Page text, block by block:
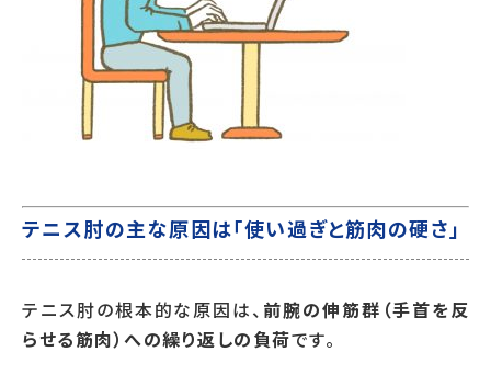
テニス肘の主な原因は「使い過ぎと筋肉の硬さ」
テニス肘の根本的な原因は、 前腕の伸筋群（手首を反
らせる筋肉）への繰り返しの負荷です。